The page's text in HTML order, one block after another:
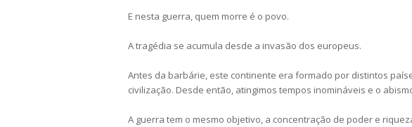
E nesta guerra, quem morre é o povo.
A tragédia se acumula desde a invasão dos europeus.
Antes da barbárie, este continente era formado por distintos
civilização. Desde então, atingimos tempos inomináveis e o
A guerra tem o mesmo objetivo, a concentração de poder e